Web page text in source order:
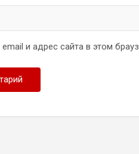
и адрес сайта в этом